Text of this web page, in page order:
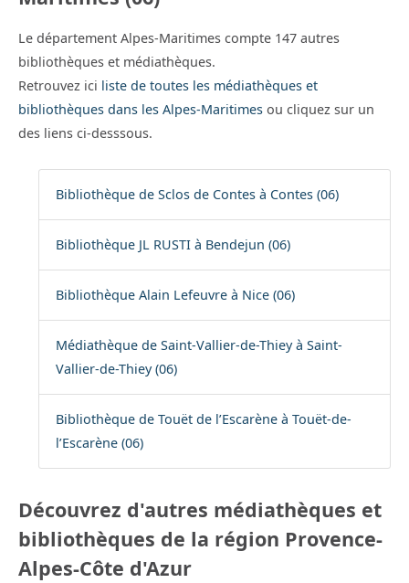
Le département Alpes-Maritimes compte 147 autres
bibliothèques et médiathèques.
Retrouvez ici liste de toutes les médiathèques et
bibliothèques dans les Alpes-Maritimes ou cliquez sur un
des liens ci-desssous.
Bibliothèque de Sclos de Contes à Contes (06)
Bibliothèque JL RUSTI à Bendejun (06)
Bibliothèque Alain Lefeuvre à Nice (06)
Médiathèque de Saint-Vallier-de-Thiey à Saint-
Vallier-de-Thiey (06)
Bibliothèque de Touët de l’Escarène à Touët-de-
l’Escarène (06)
Découvrez d'autres médiathèques et
bibliothèques de la région Provence-
Alpes-Côte d'Azur